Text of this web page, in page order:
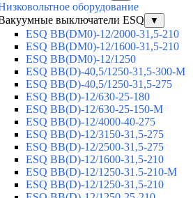
оборудование
выключатели ESQ
▼
ESQ ВВ(DM0)-12/2000-31,5-210
ESQ ВВ(DM0)-12/1600-31,5-210
ESQ ВВ(DM0)-12/1250
ESQ ВВ(D)-40,5/1250-31,5-300-М
ESQ ВВ(D)-40,5/1250-31,5-275
ESQ ВВ(D)-12/630-25-180
ESQ ВВ(D)-12/630-25-150-М
ESQ ВВ(D)-12/4000-40-275
ESQ ВВ(D)-12/3150-31,5-275
ESQ ВВ(D)-12/2500-31,5-275
ESQ ВВ(D)-12/1600-31,5-210
ESQ ВВ(D)-12/1250-31.5-210-М
ESQ ВВ(D)-12/1250-31,5-210